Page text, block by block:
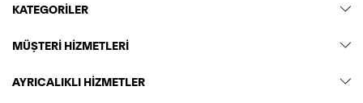
KATEGORİLER
MÜŞTERİ HİZMETLERİ
AYRICALIKLI HİZMETLER